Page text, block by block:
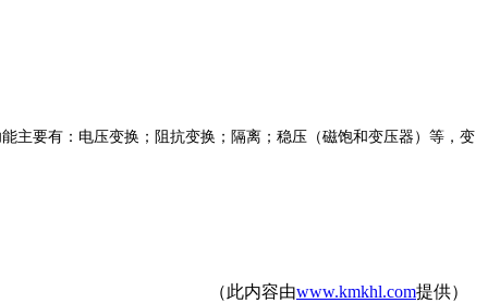
主要有：电压变换；阻抗变换；隔离；稳压（磁饱和变压器）等，变
（此内容由www.kmkhl.com提供）